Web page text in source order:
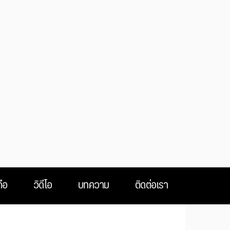
วิดีโอ บทความ ติดต่อเรา